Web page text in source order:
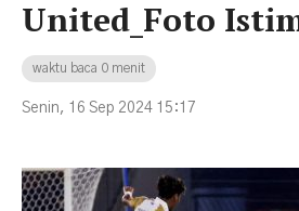
United_Foto
waktu baca 0 menit
Senin, 16 Sep 2024 15:17